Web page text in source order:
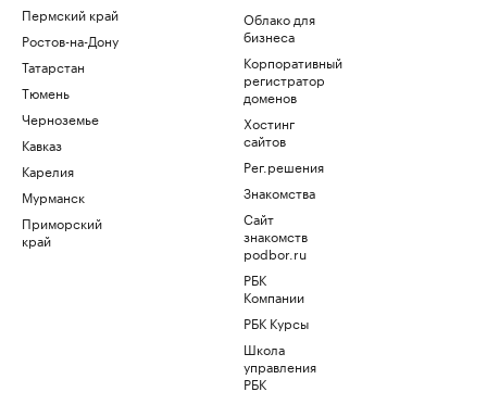
Пермский край
Ростов-на-Дону
Татарстан
Тюмень
Черноземье
Кавказ
Карелия
Мурманск
Приморский
край
Облако для
бизнеса
Корпоративный
регистратор
доменов
Хостинг
сайтов
Рег.решения
Знакомства
Сайт
знакомств
podbor.ru
РБК
Компании
РБК Курсы
Школа
управления
РБК